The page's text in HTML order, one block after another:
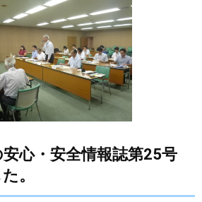
心・安全情報誌第25号
。